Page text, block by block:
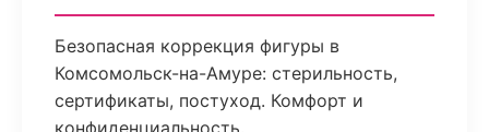
Безопасная коррекция фигуры в
Комсомольск-на-Амуре: стерильность,
сертификаты, постуход. Комфорт и
конфиденциальность.